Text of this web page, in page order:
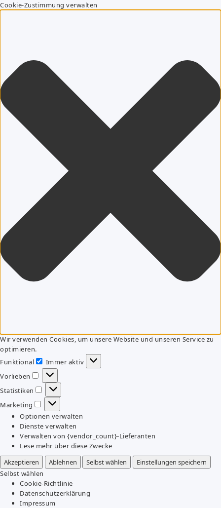
Cookie-Zustimmung verwalten
Wir verwenden Cookies, um unsere Website und unseren Service zu
optimieren.
Funktional
Funktional
Immer aktiv
Vorlieben
Vorlieben
Statistiken
Statistiken
Marketing
Marketing
Optionen verwalten
Dienste verwalten
Verwalten von {vendor_count}-Lieferanten
Lese mehr über diese Zwecke
Akzeptieren
Ablehnen Selbst wählen
Einstellungen speichern
Selbst wählen
Cookie-Richtlinie
Datenschutzerklärung
Impressum